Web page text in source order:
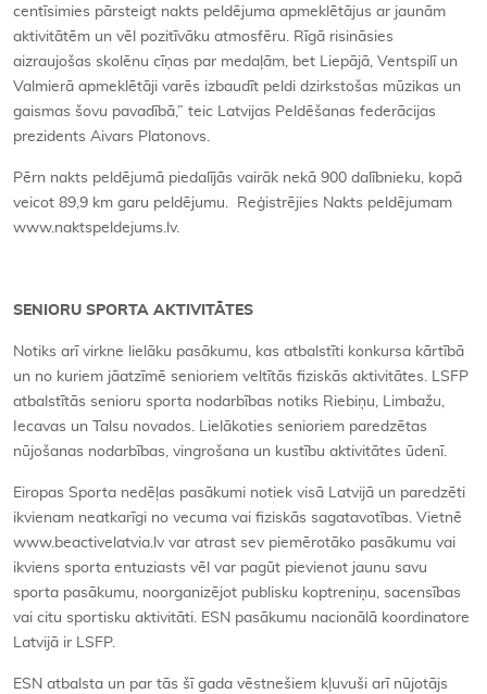
centīsimies pārsteigt nakts peldējuma apmeklētājus ar jaunām
aktivitātēm un vēl pozitīvāku atmosfēru. Rīgā risināsies
aizraujošas skolēnu cīņas par medaļām, bet Liepājā, Ventspilī un
Valmierā apmeklētāji varēs izbaudīt peldi dzirkstošas mūzikas un
gaismas šovu pavadībā,” teic Latvijas Peldēšanas federācijas
prezidents Aivars Platonovs.
Pērn nakts peldējumā piedalījās vairāk nekā 900 dalībnieku, kopā
veicot 89,9 km garu peldējumu. Reģistrējies Nakts peldējumam
www.naktspeldejums.lv.
SENIORU SPORTA AKTIVITĀTES
Notiks arī virkne lielāku pasākumu, kas atbalstīti konkursa kārtībā
un no kuriem jāatzīmē senioriem veltītās fiziskās aktivitātes. LSFP
atbalstītās senioru sporta nodarbības notiks Riebiņu, Limbažu,
Iecavas un Talsu novados. Lielākoties senioriem paredzētas
nūjošanas nodarbības, vingrošana un kustību aktivitātes ūdenī.
Eiropas Sporta nedēļas pasākumi notiek visā Latvijā un paredzēti
ikvienam neatkarīgi no vecuma vai fiziskās sagatavotības. Vietnē
www.beactivelatvia.lv var atrast sev piemērotāko pasākumu vai
ikviens sporta entuziasts vēl var pagūt pievienot jaunu savu
sporta pasākumu, noorganizējot publisku koptreniņu, sacensības
vai citu sportisku aktivitāti. ESN pasākumu nacionālā koordinatore
Latvijā ir LSFP.
ESN atbalsta un par tās šī gada vēstnešiem kļuvuši arī nūjotājs